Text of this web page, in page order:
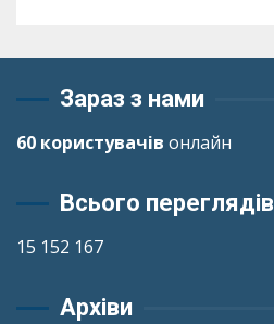
Зараз з нами
60 користувачів онлайн
Всього переглядів
15 152 167
Архіви